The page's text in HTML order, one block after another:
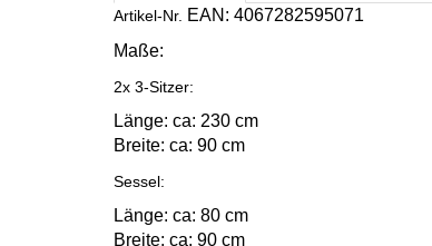
Artikel-Nr. EAN: 4067282595071
Maße:
2x 3-Sitzer:
Länge: ca: 230 cm
Breite: ca: 90 cm
Sessel:
Länge: ca: 80 cm
Breite: ca: 90 cm